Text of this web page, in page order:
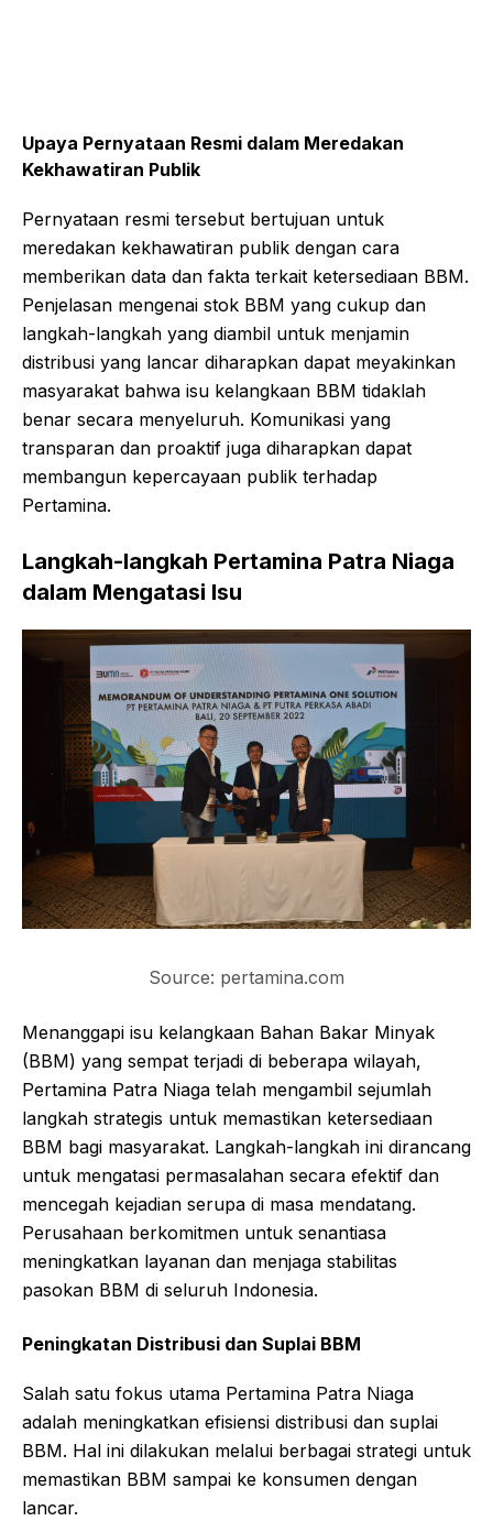
Upaya Pernyataan Resmi dalam Meredakan
Kekhawatiran Publik
Pernyataan resmi tersebut bertujuan untuk
meredakan kekhawatiran publik dengan cara
memberikan data dan fakta terkait ketersediaan BBM.
Penjelasan mengenai stok BBM yang cukup dan
langkah-langkah yang diambil untuk menjamin
distribusi yang lancar diharapkan dapat meyakinkan
masyarakat bahwa isu kelangkaan BBM tidaklah
benar secara menyeluruh. Komunikasi yang
transparan dan proaktif juga diharapkan dapat
membangun kepercayaan publik terhadap
Pertamina.
Langkah-langkah Pertamina Patra Niaga
dalam Mengatasi Isu
Source: pertamina.com
Menanggapi isu kelangkaan Bahan Bakar Minyak
(BBM) yang sempat terjadi di beberapa wilayah,
Pertamina Patra Niaga telah mengambil sejumlah
langkah strategis untuk memastikan ketersediaan
BBM bagi masyarakat. Langkah-langkah ini dirancang
untuk mengatasi permasalahan secara efektif dan
mencegah kejadian serupa di masa mendatang.
Perusahaan berkomitmen untuk senantiasa
meningkatkan layanan dan menjaga stabilitas
pasokan BBM di seluruh Indonesia.
Peningkatan Distribusi dan Suplai BBM
Salah satu fokus utama Pertamina Patra Niaga
adalah meningkatkan efisiensi distribusi dan suplai
BBM. Hal ini dilakukan melalui berbagai strategi untuk
memastikan BBM sampai ke konsumen dengan
lancar.